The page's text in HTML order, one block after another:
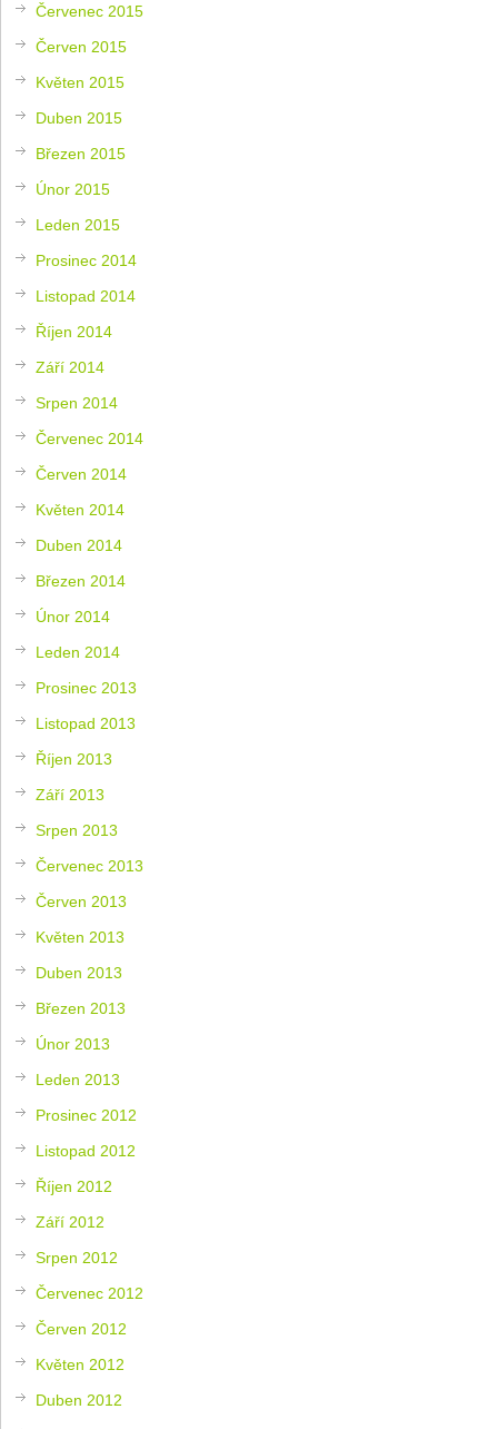
Červenec 2015
Červen 2015
Květen 2015
Duben 2015
Březen 2015
Únor 2015
Leden 2015
Prosinec 2014
Listopad 2014
Říjen 2014
Září 2014
Srpen 2014
Červenec 2014
Červen 2014
Květen 2014
Duben 2014
Březen 2014
Únor 2014
Leden 2014
Prosinec 2013
Listopad 2013
Říjen 2013
Září 2013
Srpen 2013
Červenec 2013
Červen 2013
Květen 2013
Duben 2013
Březen 2013
Únor 2013
Leden 2013
Prosinec 2012
Listopad 2012
Říjen 2012
Září 2012
Srpen 2012
Červenec 2012
Červen 2012
Květen 2012
Duben 2012